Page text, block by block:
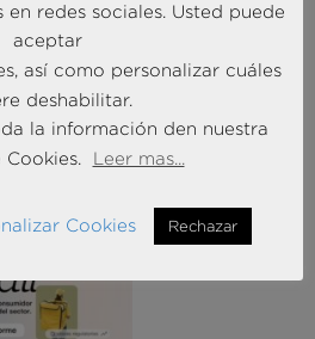
CUSTOMER
redes sociales. Usted puede
aceptar
así como personalizar cuáles
deshabilitar.
la información den nuestra
Leer mas...
Cookies Rechazar